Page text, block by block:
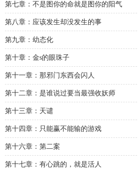
第七章：不是图你的命就是图你的阳气
第八章：应该发生却没发生的事
第九章：幼态化
第十章：金s的眼珠子
第十一章：那邪门东西会闪人
第十二章：是谁说过要当最强收妖师
第十三章：天谴
第十四章：只能赢不能输的游戏
第十六章：第二案
第十七章：有心跳的，就是活人